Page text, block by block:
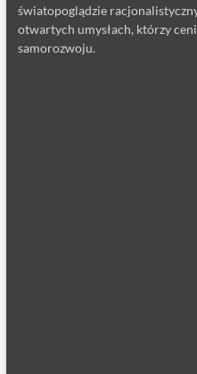
światopoglądzie
otwartych umysłach, którzy
samorozwoju.